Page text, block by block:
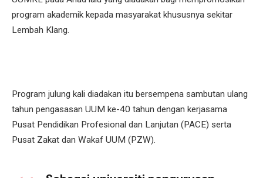
program akademik kepada masyarakat khususnya sekitar
Lembah Klang.
Program julung kali diadakan itu bersempena sambutan ulang
tahun pengasasan UUM ke-40 tahun dengan kerjasama
Pusat Pendidikan Profesional dan Lanjutan (PACE) serta
Pusat Zakat dan Wakaf UUM (PZW).